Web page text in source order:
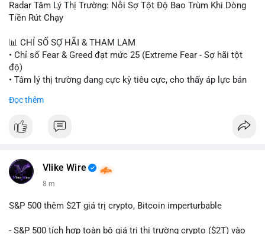
Radar Tâm Lý Thị Trường: Nỗi Sợ Tột Độ Bao Trùm Khi Dòng
Tiền Rút Chạy
📊 CHỈ SỐ SỢ HÃI & THAM LAM
• Chỉ số Fear & Greed đạt mức 25 (Extreme Fear - Sợ hãi tột
độ)
• Tâm lý thị trường đang cực kỳ tiêu cực, cho thấy áp lực bán
• CoinGecko Trending: Heima (HEI), Pi Network (PI), Pudgy
Tesla, Apple.
• Google Trends Việt Nam: Các chủ đề đời sống như dự báo
• Tin tức quốc tế: Nga chính thức ban hành luật quản lý sàn
Đọc thêm
Vlike Wire
8 m
S&P 500 thêm $2T giá trị crypto, Bitcoin imperturbable
- S&P 500 tích hợp toàn bộ giá trị thị trường crypto ($2T) vào